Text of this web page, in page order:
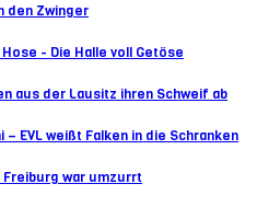
den Zwinger
- Die Halle voll Getöse
aus der Lausitz ihren Schweif ab
– EVL weißt Falken in die Schranken
Freiburg war umzurrt